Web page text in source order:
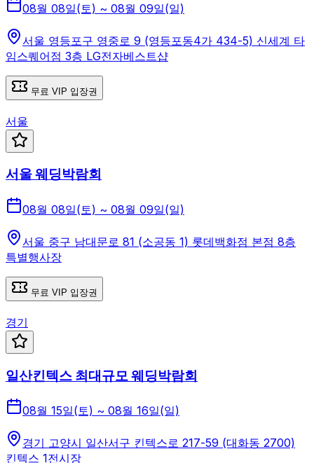
08월 08일(토) ~ 08월 09일(일)
서울 영등포구 영중로 9 (영등포동4가 434-5) 신세계 타
임스퀘어점 3층 LG전자베스트샵
무료 VIP 입장권
서울
서울 웨딩박람회
08월 08일(토) ~ 08월 09일(일)
서울 중구 남대문로 81 (소공동 1) 롯데백화점 본점 8층
특별행사장
무료 VIP 입장권
경기
일산킨텍스 최대규모 웨딩박람회
08월 15일(토) ~ 08월 16일(일)
경기 고양시 일산서구 킨텍스로 217-59 (대화동 2700)
킨텍스 1전시장